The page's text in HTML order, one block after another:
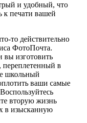
и удобный, что
к печати вашей
то действительно
ФотоПочта.
вы изготовить
в
школьный
ваши самые
вторую жизнь
в изысканную